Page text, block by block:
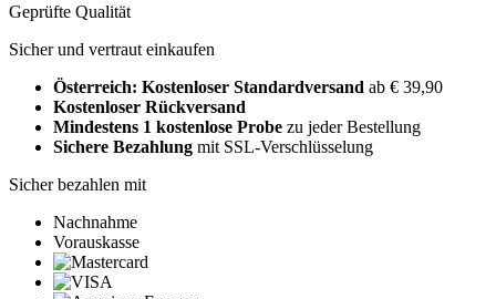
Geprüfte Qualität
Sicher und vertraut einkaufen
Österreich: Kostenloser Standardversand ab € 39,90
Kostenloser Rückversand
Mindestens 1 kostenlose Probe zu jeder Bestellung
Sichere Bezahlung mit SSL-Verschlüsselung
Sicher bezahlen mit
Nachnahme
Vorauskasse